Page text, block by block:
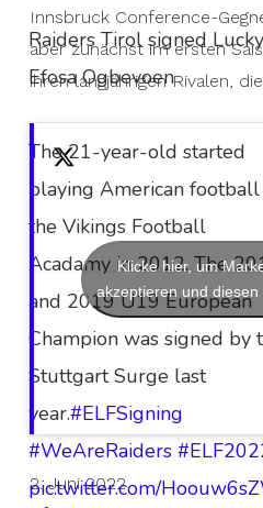
Innsbruck Conference-
aber zunächst im ersten
ihren langjährigen Rivalen,
Raiders Tirol signed Lucky
Efosa Ogbevoen
The 21-year-old started
playing American
the Vikings Football
Acadamy in 2012. The
and 2019 U19 European
Champion was signed by
Stuttgart Surge last
year.#ELFSigning
#WeAreRaiders
pic.twitter.com/
Klicke hier, um
akzeptieren und
2. Juni 2022